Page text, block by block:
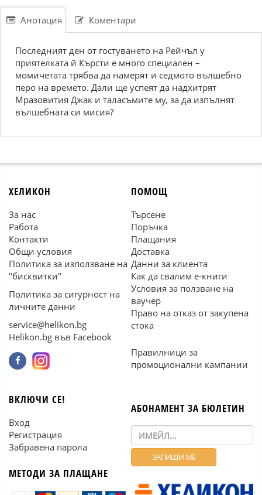
Анотация Коментари
Последният ден от гостуването на Рейчъл у
приятелката й Кърсти е много специален –
момичетата трябва да намерят и седмото вълшебно
перо на времето. Дали ще успеят да надхитрят
Мразовития Джак и таласъмите му, за да изпълнят
вълшебната си мисия?
ХЕЛИКОН
За нас
Работа
Контакти
Общи условия
Политика за използване на
"бисквитки"
Политика за сигурност на
личните данни
service@helikon.bg
Helikon.bg във Facebook
ПОМОЩ
Търсене
Поръчка
Плащания
Доставка
Данни за клиента
Как да свалим е-книги
Условия за ползване на
ваучер
Право на отказ от закупена
стока
Правилници за
промоционални кампании
ВКЛЮЧИ СЕ!
Вход
Регистрация
Забравена парола
МЕТОДИ ЗА ПЛАЩАНЕ
АБОНАМЕНТ ЗА БЮЛЕТИН